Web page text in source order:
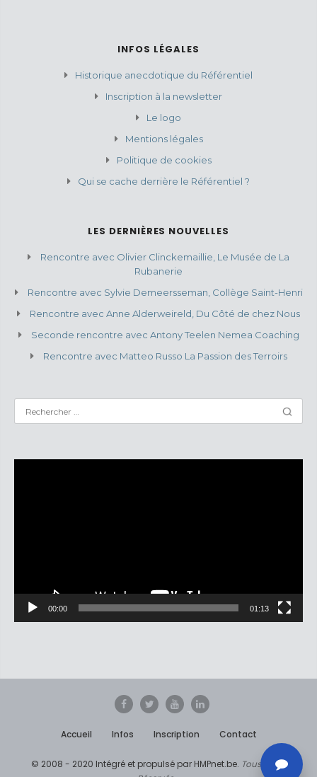
INFOS LÉGALES
Historique anecdotique du Référentiel
Inscription à la newsletter
Le logo
Mentions légales
Politique de cookies
Qui se cache derrière le Référentiel ?
LES DERNIÈRES NOUVELLES
Rencontre avec Olivier Clinckemaillie, Le Musée de La
Rubanerie
Rencontre avec Sylvie Demeersseman, Collège Saint-Henri
Rencontre avec Anne Alderweireld, Du Côté de chez Nous
Seconde rencontre avec Antony Teelen Nemea Coaching
Rencontre avec Matteo Russo La Passion des Terroirs
00:00 01:13
Accueil Infos Inscription Contact
© 2008 - 2020 Intégré et propulsé par HMPnet.be. Tous Droits